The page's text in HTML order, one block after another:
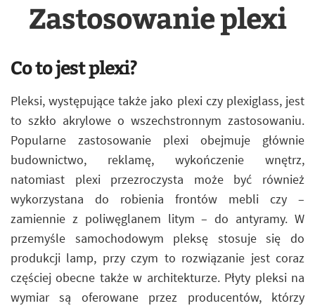
Zastosowanie plexi
Co to jest plexi?
Pleksi, występujące także jako plexi czy plexiglass, jest
to szkło akrylowe o wszechstronnym zastosowaniu.
Popularne zastosowanie plexi obejmuje głównie
budownictwo, reklamę, wykończenie wnętrz,
natomiast plexi przezroczysta może być również
wykorzystana do robienia frontów mebli czy –
zamiennie z poliwęglanem litym – do antyramy. W
przemyśle samochodowym pleksę stosuje się do
produkcji lamp, przy czym to rozwiązanie jest coraz
częściej obecne także w architekturze. Płyty pleksi na
wymiar są oferowane przez producentów, którzy